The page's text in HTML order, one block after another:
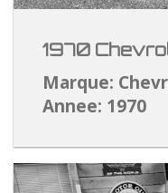
1970
Marque:
Annee: 1970